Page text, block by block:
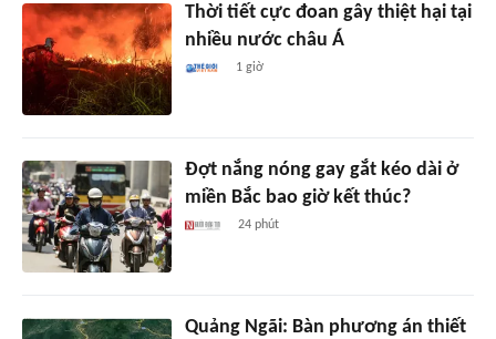
Thời tiết cực đoan gây thiệt hại tại
nhiều nước châu Á
1 giờ
Đợt nắng nóng gay gắt kéo dài ở
miền Bắc bao giờ kết thúc?
24 phút
Quảng Ngãi: Bàn phương án thiết